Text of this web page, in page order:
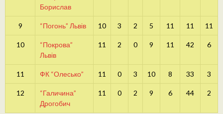
Борислав
9 “Погонь” Львів 10 3 2 5 11 11 11
10
“Покрова”
Львів
11 2 0 9 11 42 6
11 ФК “Олесько” 11 0 3 10 8 33 3
12
“Галичина”
Дрогобич
11 0 2 9 6 44 2